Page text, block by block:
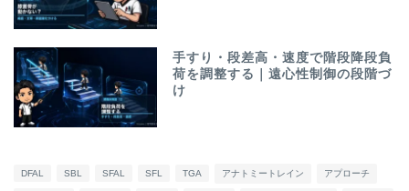
手すり・段差高・速度で階段降段負
荷を調整する｜遠心性制御の段階づ
け
DFAL SBL SFAL SFL TGA アナトミートレイン アプローチ